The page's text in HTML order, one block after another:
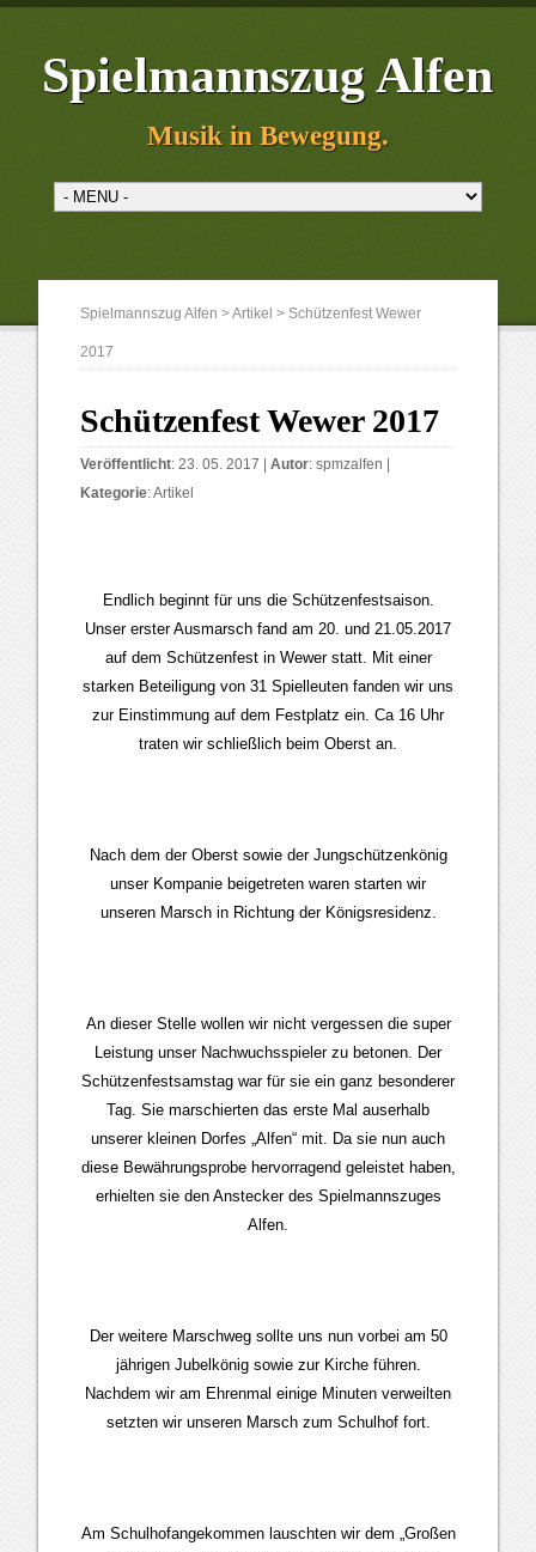
Spielmannszug Alfen
Musik in Bewegung.
Spielmannszug Alfen >Artikel > Schützenfest Wewer
2017
Schützenfest Wewer 2017
Veröffentlicht: 23. 05. 2017 |Autor:spmzalfen
Kategorie:Artikel
Endlich beginnt für uns die Schützenfestsaison.
Unser erster Ausmarsch fand am 20. und 21.05.2017
auf dem Schützenfest in Wewer statt. Mit einer
starken Beteiligung von 31 Spielleuten fanden wir uns
zur Einstimmung auf dem Festplatz ein. Ca 16 Uhr
traten wir schließlich beim Oberst an.
Nach dem der Oberst sowie der Jungschützenkönig
unser Kompanie beigetreten waren starten wir
unseren Marsch in Richtung der Königsresidenz.
An dieser Stelle wollen wir nicht vergessen die super
Leistung unser Nachwuchsspieler zu betonen. Der
Schützenfestsamstag war für sie ein ganz besonderer
Tag. Sie marschierten das erste Mal auserhalb
unserer kleinen Dorfes „Alfen“ mit. Da sie nun auch
diese Bewährungsprobe hervorragend geleistet haben,
erhielten sie den Anstecker des Spielmannszuges
Alfen.
Der weitere Marschweg sollte uns nun vorbei am 50
jährigen Jubelkönig sowie zur Kirche führen.
Nachdem wir am Ehrenmal einige Minuten verweilten
setzten wir unseren Marsch zum Schulhof fort.
Am Schulhofangekommen lauschten wir dem „Großen